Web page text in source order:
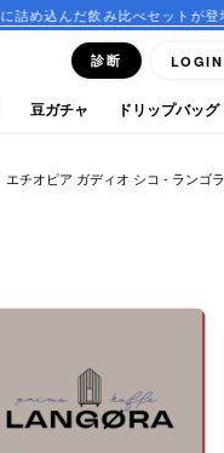
み比べセットが登場！
診断 LOGIN
エチオピア ガディオ シコ - ランゴラ
豆ガチャ ドリップバッグ